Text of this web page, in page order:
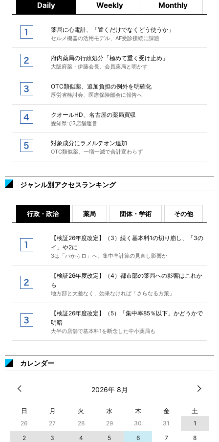
Daily Weekly Monthly
薬局に心電計、「置くだけでなくどう使うか」
セルメ機器の活用モデル、AF受診接続に課題
府内薬局の行政処分「極めて重く受け止め」
大阪府薬・伊藤会長、会員薬局と明かす
OTC類似薬、追加負担の例外を明確化
厚労省検討会、医療保険部会に報告へ
クオールHD、名古屋の薬局買収
愛知県で3店舗運営
対象成分にラメルテオン追加
OTC類似薬、一増一減で合計変わらず
ジャンル別アクセスランキング
行政・政治 薬局 団体・学術 その他
【検証26年度改定】（3）続く基本料1の切り崩し、「3の
イ」や2に
3は「ハからロ」へ、集中率計算の見直し影響か
【検証26年度改定】（4）都市部の薬局への影響はこれか
ら
地方部と大差なく、効果なければ「さらなる方策」
【検証26年度改定】（5）「集中率85％以下」かどうかで
明暗
大半の店舗で基本料1を断念した中小薬局も
カレンダー
2026年 8月
日 月 火 水 木 金 土
26 27 28 29 30 31
1
2
3 4 5 6 7
8